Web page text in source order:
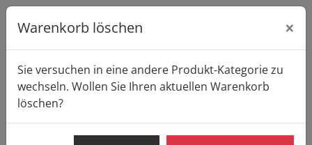
Warenkorb löschen ×
Sie versuchen in eine andere Produkt-Kategorie zu
wechseln. Wollen Sie Ihren aktuellen Warenkorb
löschen?
Startseite Produkte Casa Pane BRÖTCHEN